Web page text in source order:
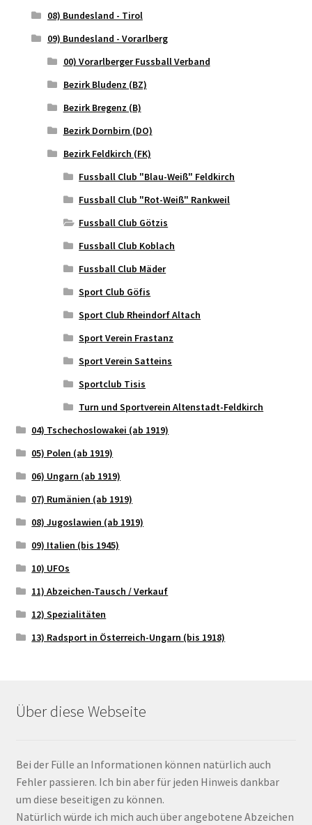
08) Bundesland - Tirol
09) Bundesland - Vorarlberg
00) Vorarlberger Fussball Verband
Bezirk Bludenz (BZ)
Bezirk Bregenz (B)
Bezirk Dornbirn (DO)
Bezirk Feldkirch (FK)
Fussball Club "Blau-Weiß" Feldkirch
Fussball Club "Rot-Weiß" Rankweil
Fussball Club Götzis
Fussball Club Koblach
Fussball Club Mäder
Sport Club Göfis
Sport Club Rheindorf Altach
Sport Verein Frastanz
Sport Verein Satteins
Sportclub Tisis
Turn und Sportverein Altenstadt-Feldkirch
04) Tschechoslowakei (ab 1919)
05) Polen (ab 1919)
06) Ungarn (ab 1919)
07) Rumänien (ab 1919)
08) Jugoslawien (ab 1919)
09) Italien (bis 1945)
10) UFOs
11) Abzeichen-Tausch / Verkauf
12) Spezialitäten
13) Radsport in Österreich-Ungarn (bis 1918)
Über diese Webseite
Bei der Fülle an Informationen können natürlich auch
Fehler passieren. Ich bin aber für jeden Hinweis dankbar
um diese beseitigen zu können.
Natürlich würde ich mich auch über angebotene Abzeichen